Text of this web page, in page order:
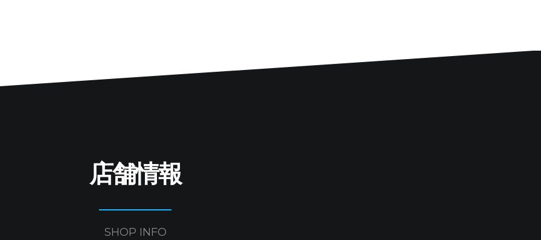
店舗情報
SHOP INFO